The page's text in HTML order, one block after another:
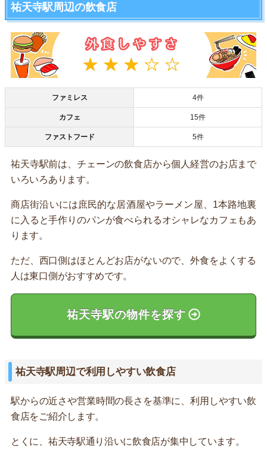
祐天寺駅周辺の飲食店
ファミレス 4件
カフェ 15件
ファストフード 5件
祐天寺駅前は、チェーンの飲食店から個人経営のお店まで
いろいろあります。
商店街沿いには庶民的な居酒屋やラーメン屋、1本路地裏
に入ると手作りのパンが食べられるオシャレなカフェもあ
ります。
ただ、西口側はほとんどお店がないので、外食をよくする
人は東口側がおすすめです。
祐天寺駅の物件を探す
祐天寺駅周辺で利用しやすい飲食店
駅からの近さや営業時間の長さを基準に、利用しやすい飲
食店をご紹介します。
とくに、祐天寺駅通り沿いに飲食店が集中しています。